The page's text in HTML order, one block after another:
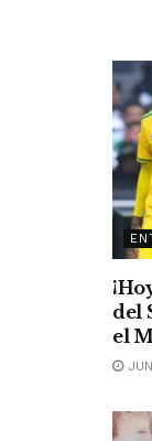
del
el